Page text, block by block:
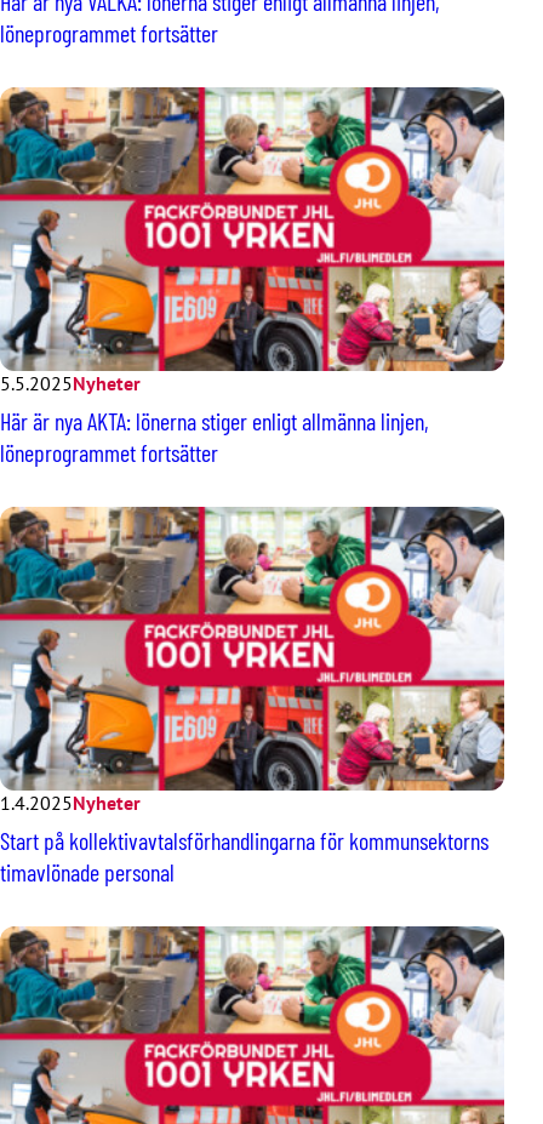
löneprogrammet fortsätter
5.5.2025Nyheter
Här är nya AKTA: lönerna stiger enligt allmänna linjen,
löneprogrammet fortsätter
1.4.2025Nyheter
Start på kollektivavtalsförhandlingarna för kommunsektorns
timavlönade personal